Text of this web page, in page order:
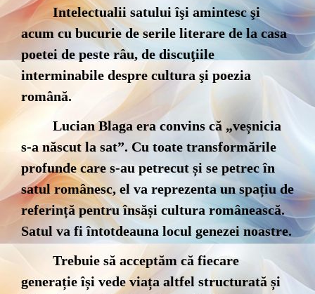
Intelectualii satului îşi amintesc şi
acum cu bucurie de serile literare de la casa
poetei de peste râu, de discuţiile
interminabile despre cultura şi poezia
română.
Lucian Blaga era convins că „veșnicia
s-a născut la sat”. Cu toate transformările
profunde care s-au petrecut și se petrec în
satul românesc, el va reprezenta un spațiu de
referință pentru însăși cultura românească.
Satul va fi întotdeauna locul genezei noastre.
Trebuie să acceptăm că fiecare
generație își vede viața altfel structurată și